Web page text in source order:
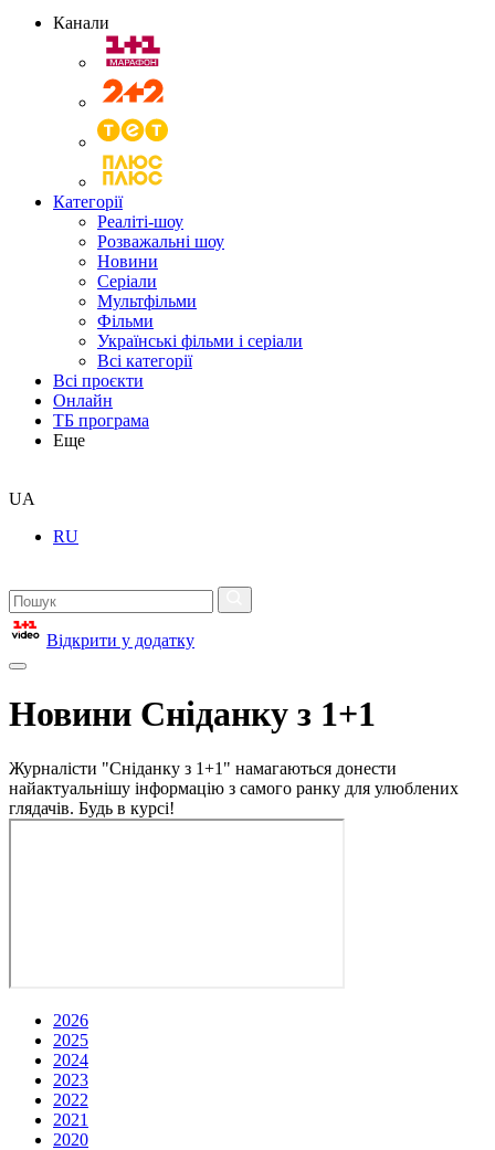
Канали
Категорії
Реаліті-шоу
Розважальні шоу
Новини
Серіали
Мультфільми
Фільми
Українські фільми і серіали
Всі категорії
Всі проєкти
Онлайн
ТБ програма
Еще
UA
RU
Відкрити у додатку
Новини Сніданку з 1+1
Журналісти "Сніданку з 1+1" намагаються донести
найактуальнішу інформацію з самого ранку для улюблених
глядачів. Будь в курсі!
2026
2025
2024
2023
2022
2021
2020